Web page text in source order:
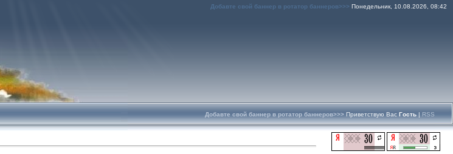
Добавте свой баннер в ротатор баннеров>>> Понедельник, 10.08.2026, 08:42
Добавте свой баннер в ротатор баннеров>>> Приветствую Вас Гость | RSS